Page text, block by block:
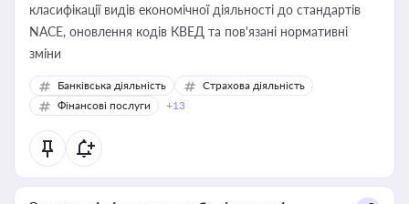
класифікації видів економічної діяльності до стандартів
NACE, оновлення кодів КВЕД та пов'язані нормативні
зміни
Банківська діяльність
Страхова діяльність
Фінансові послуги
+13